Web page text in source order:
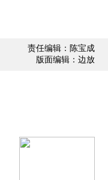
责任编辑：陈宝成
版面编辑：边放